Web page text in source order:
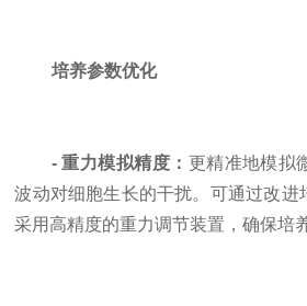
培养参数优化
- 重力模拟精度： 更精准地模拟
波动对细胞生长的干扰。可通过改进
采用高精度的重力调节装置，确保培